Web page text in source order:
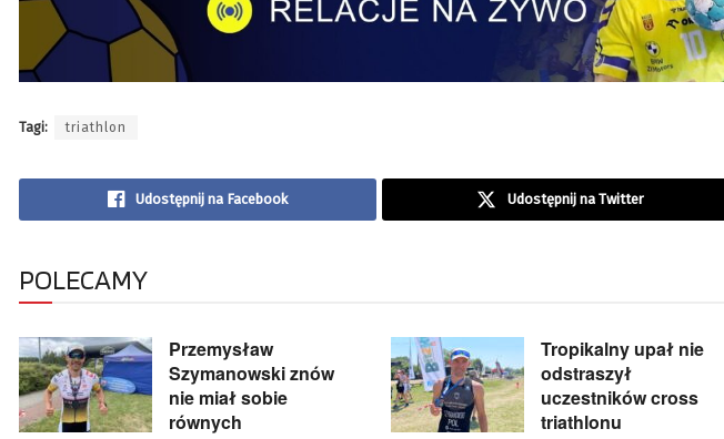
Tagi: triathlon
Udostępnij na Facebook Udostępnij na Twitter
POLECAMY
Przemysław
Szymanowski znów
nie miał sobie
równych
Tropikalny upał nie
odstraszył
uczestników cross
triathlonu